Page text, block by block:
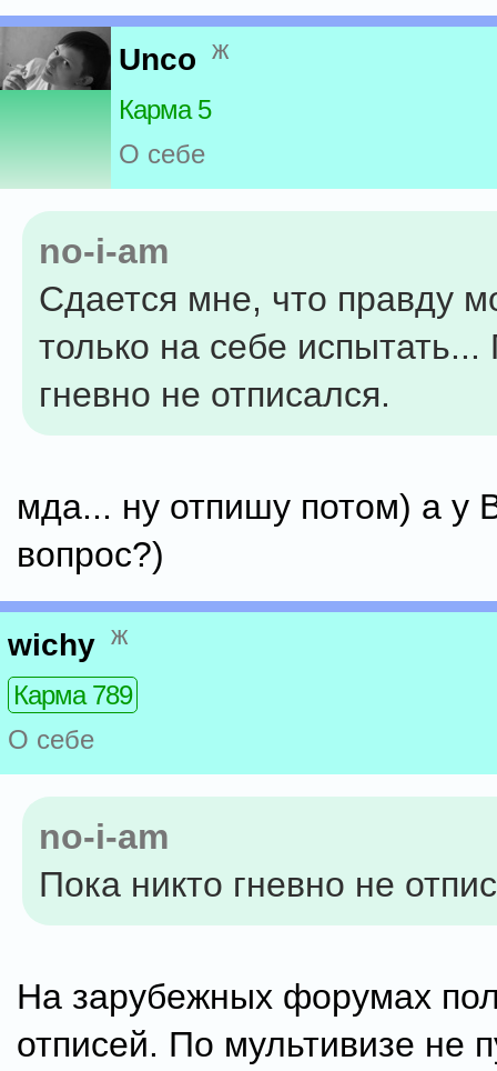
Unco ж
Карма 5
О себе
no-i-am
Сдается мне, что правду
только на себе испытать...
гневно не отписался.
мда... ну отпишу потом) а у
вопрос?)
wichy ж
Карма 789
О себе
no-i-am
Пока никто гневно не
На зарубежных форумах
отписей. По мультивизе не